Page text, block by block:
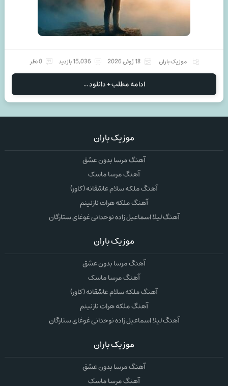
موزیک باران 18 ژوئن 2026 15,036 بازدید 0 نظر
ادامه مطلب + دانلود ...
موزیک باران
آهنگ مرسا بدون عشق
آهنگ مرسا ماسک
آهنگ ملکه سلام عاشقانه (کاور)
آهنگ ملکه هرات نازنینم
آهنگ لیلا اسماعیل زاده نوحدانی غوغای ستارگان
موزیک باران
آهنگ مرسا بدون عشق
آهنگ مرسا ماسک
آهنگ ملکه سلام عاشقانه (کاور)
آهنگ ملکه هرات نازنینم
آهنگ لیلا اسماعیل زاده نوحدانی غوغای ستارگان
موزیک باران
آهنگ مرسا بدون عشق
آهنگ مرسا ماسک